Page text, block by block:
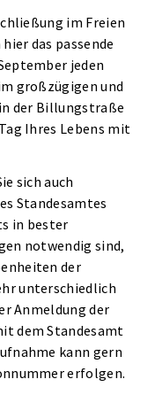
im Freien
das passende
jeden
großzügigen und
der Billungstraße
Ihres Lebens mit
sich auch
Standesamtes
in bester
notwendig sind,
der
unterschiedlich
Anmeldung der
dem Standesamt
kann gern
erfolgen.